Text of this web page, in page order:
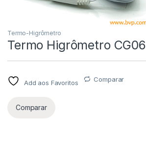
Termo-Higrômetro
Termo Higrômetro CG06
Add aos Favoritos Comparar
Comparar